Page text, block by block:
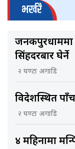
भर्खरै
जनकपुरधाममा
सिंहदरबार घेर्ने
२ घण्टा अगाडि
विदेशस्थित
२ घण्टा अगाडि
४ महिनामा